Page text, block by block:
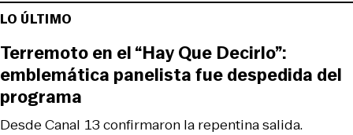
LO ÚLTIMO
Desde Canal 13 confirmaron la repentina salida.
Terremoto en el “Hay Que Decirlo”:
emblemática panelista fue despedida del
programa